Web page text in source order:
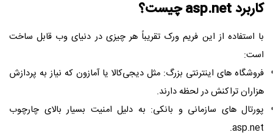
کاربرد asp.net چیست؟
با استفاده از این فریم ‌ورک تقریباً هر چیزی در دنیای وب قابل ساخت
است:
فروشگاه های اینترنتی بزرگ: مثل دیجی‌کالا یا آمازون که نیاز به پردازش
هزاران تراکنش در لحظه دارند.
پورتال ‌های سازمانی و بانکی: به دلیل امنیت بسیار بالای چارچوب
asp.net.